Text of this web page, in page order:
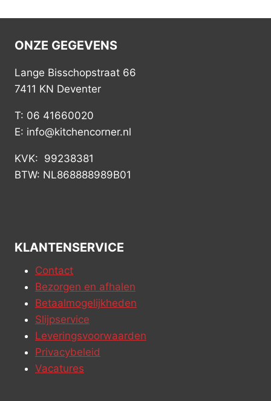
ONZE GEGEVENS
Lange Bisschopstraat 66
7411 KN Deventer
T: 06 41660020
E: info@kitchencorner.nl
KVK: 99238381
BTW: NL868888989B01
KLANTENSERVICE
Contact
Bezorgen en afhalen
Betaalmogelijkheden
Slijpservice
Leveringsvoorwaarden
Privacybeleid
Vacatures